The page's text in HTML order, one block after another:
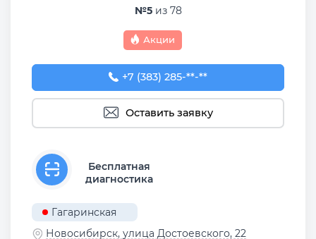
№5из 78
Акции
+7 (383) 285-96-21
+7 (383) 285-**-**
Оставить заявку
Бесплатная
диагностика
Гагаринская
Новосибирск, улица Достоевского, 22